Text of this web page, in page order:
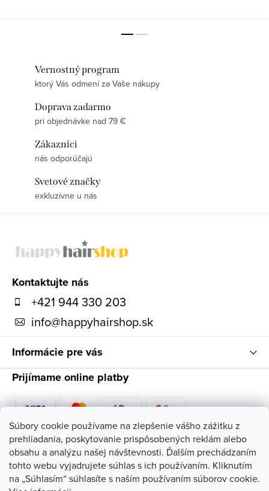
Súbory cookie používame na zlepšenie vášho zážitku z
prehliadania, poskytovanie prispôsobených reklám alebo
obsahu a analýzu našej návštevnosti. Ďalším prechádzaním
tohto webu vyjadrujete súhlas s ich používaním. Kliknutím
na „Súhlasím“ súhlasíte s naším používaním súborov cookie.
Vernostný program
ktorý Vás odmení za Vaše nákupy
Doprava zadarmo
pri objednávke nad 79 €
Zákazníci
nás odporúčajú
Svetové značky
exkluzívne u nás
Kontaktujte nás
+421 944 330 203
info@happyhairshop.sk
Informácie pre vás
Prijímame online platby
Sledujte nás